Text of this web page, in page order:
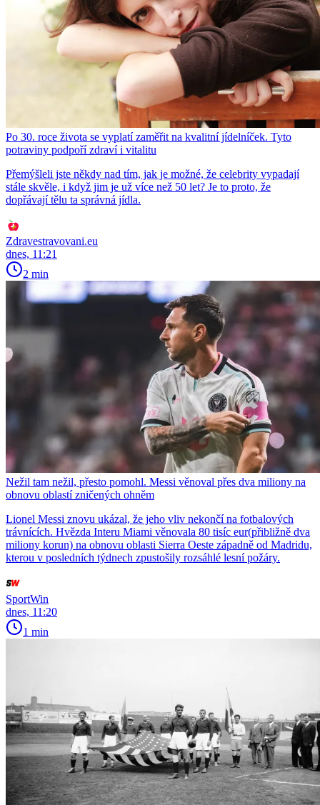
Po 30. roce života se vyplatí zaměřit na kvalitní jídelníček. Tyto
potraviny podpoří zdraví i vitalitu
Přemýšleli jste někdy nad tím, jak je možné, že celebrity vypadají
stále skvěle, i když jim je už více než 50 let? Je to proto, že
dopřávají tělu ta správná jídla.
Zdravestravovani.eu
dnes, 11:21
2 min
Nežil tam nežil, přesto pomohl. Messi věnoval přes dva miliony na
obnovu oblastí zničených ohněm
Lionel Messi znovu ukázal, že jeho vliv nekončí na fotbalových
trávnících. Hvězda Interu Miami věnovala 80 tisíc eur(přibližně dva
miliony korun) na obnovu oblasti Sierra Oeste západně od Madridu,
kterou v posledních týdnech zpustošily rozsáhlé lesní požáry.
SportWin
dnes, 11:20
1 min